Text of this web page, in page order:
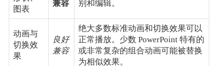
图表
兼容
别和编辑。
动画与
切换效
果
良好
兼容
绝大多数标准动画和切换效果可以
正常播放。少数 PowerPoint 特有的
或非常复杂的组合动画可能被替换
为相似效果。